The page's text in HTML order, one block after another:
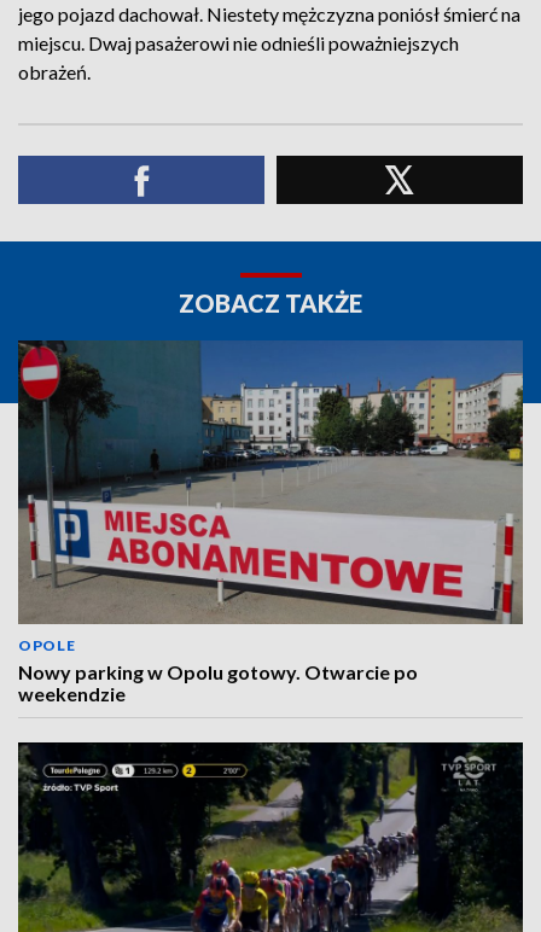
jego pojazd dachował. Niestety mężczyzna poniósł śmierć na
miejscu. Dwaj pasażerowi nie odnieśli poważniejszych
obrażeń.
ZOBACZ TAKŻE
OPOLE
Nowy parking w Opolu gotowy. Otwarcie po
weekendzie